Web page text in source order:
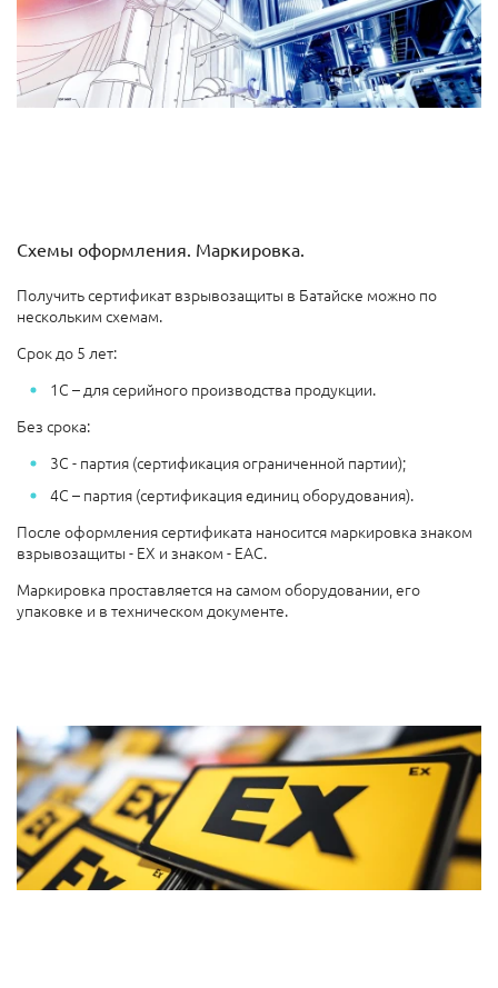
Схемы оформления. Маркировка.
Получить сертификат взрывозащиты в Батайске можно по
нескольким схемам.
Срок до 5 лет:
1С – для серийного производства продукции.
Без срока:
3С - партия (сертификация ограниченной партии);
4С – партия (сертификация единиц оборудования).
После оформления сертификата наносится маркировка знаком
взрывозащиты - EX и знаком - ЕАС.
Маркировка проставляется на самом оборудовании, его
упаковке и в техническом документе.